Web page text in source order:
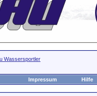
Wassersportler
Impressum Hilfe